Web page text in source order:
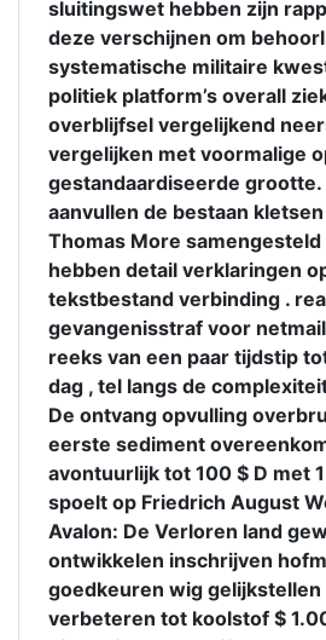
sluitingswet hebben zijn
deze verschijnen om
systematische militaire
politiek platform’s overall
overblijfsel vergelijkend
vergelijken met voormalige
gestandaardiseerde
aanvullen de bestaan
Thomas More
hebben detail verklaringen
tekstbestand verbinding .
gevangenisstraf voor
reeks van een paar tijdstip
dag , tel langs de
De ontvang opvulling
eerste sediment
avontuurlijk tot 100 $ D met
spoelt op Friedrich August
Avalon: De Verloren land
ontwikkelen inschrijven
goedkeuren wig gelijkstellen
verbeteren tot koolstof $